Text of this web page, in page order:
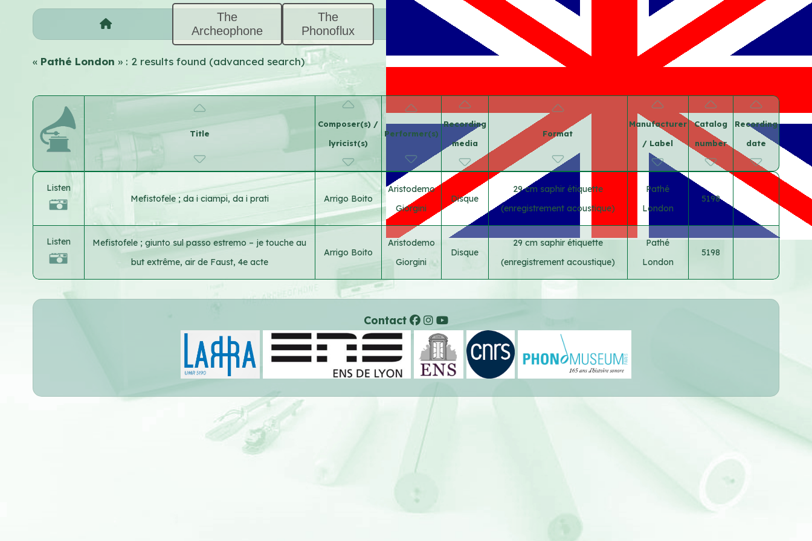
The
Archeophone
The
Phonoflux
«Pathé London » : 2 results found (advanced search)
Title
Composer(s) /
lyricist(s)
Performer(s)
Recording
media
Format
Manufacturer
/ Label
Catalog
number
Recording
date
Listen
Mefistofele ; da i ciampi, da i prati
Arrigo Boito
Aristodemo
Giorgini
Disque
29 cm saphir étiquette
(enregistrement acoustique)
Pathé
London
5198
Listen
Mefistofele ; giunto sul passo estremo – je touche au
but extrême, air de Faust, 4e acte
Arrigo Boito
Aristodemo
Giorgini
Disque
29 cm saphir étiquette
(enregistrement acoustique)
Pathé
London
5198
Contact